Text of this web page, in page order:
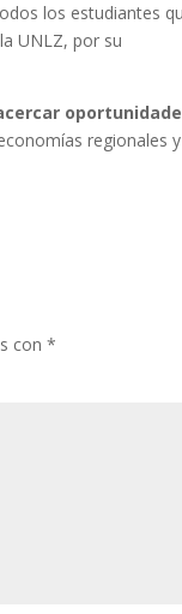
los estudiantes
UNLZ, por su
regionales
con*